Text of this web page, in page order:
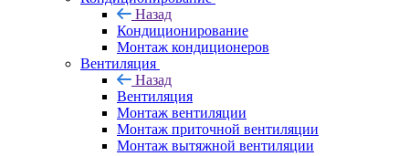
Назад
Кондиционирование
Монтаж кондиционеров
Вентиляция
Назад
Вентиляция
Монтаж вентиляции
Монтаж приточной вентиляции
Монтаж вытяжной вентиляции